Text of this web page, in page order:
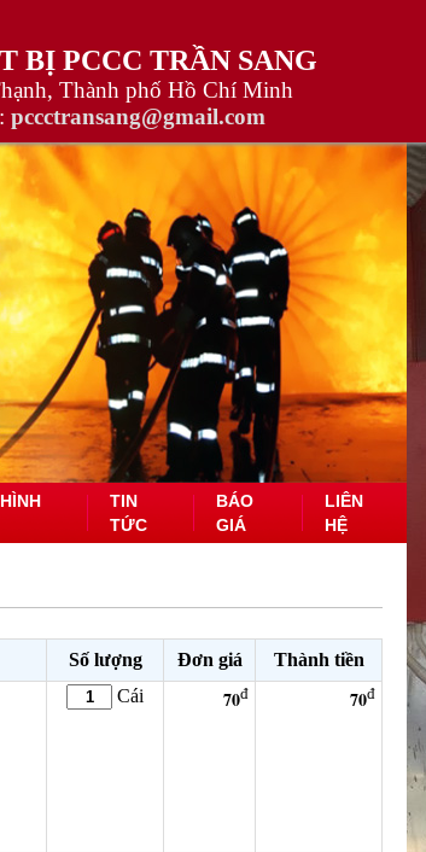
BỊ PCCC TRẦN SANG
Thành phố Hồ Chí Minh
pccctransang@gmail.com
TIN
TỨC
BÁO
GIÁ
LIÊN
HỆ
Số lượng Đơn giá Thành tiền
Cái 70đ 70đ